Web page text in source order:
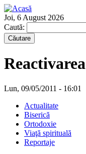
Joi, 6 August 2026
Caută:
Lun, 09/05/2011 - 16:01
Actualitate
Biserică
Ortodoxie
Viaţă spirituală
Reportaje